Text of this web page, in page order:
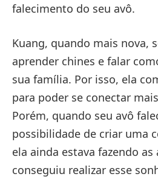
falecimento do seu avô.
Kuang, quando mais nova,
aprender chines e falar
sua família. Por isso, ela
para poder se conectar
Porém, quando seu avô
possibilidade de criar uma
ela ainda estava fazendo as
conseguiu realizar esse